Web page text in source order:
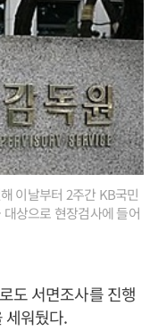
이날부터 2주간 KB국민
상으로 현장검사에 들어
도 서면조사를 진행
세워뒀다.